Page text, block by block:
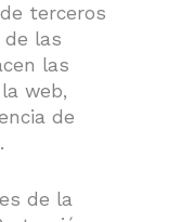
terceros
de las
las
web,
de
de la